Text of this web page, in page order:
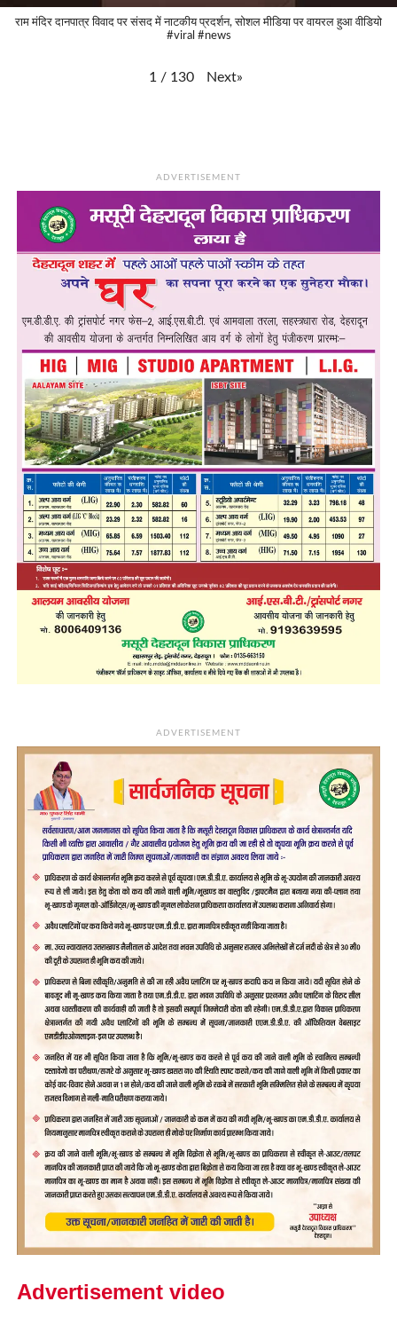
राम मंदिर दानपात्र विवाद पर संसद में नाटकीय प्रदर्शन, सोशल मीडिया पर वायरल हुआ वीडियो
#viral #news
1 / 130 Next»
ADVERTISEMENT
ADVERTISEMENT
Advertisement video